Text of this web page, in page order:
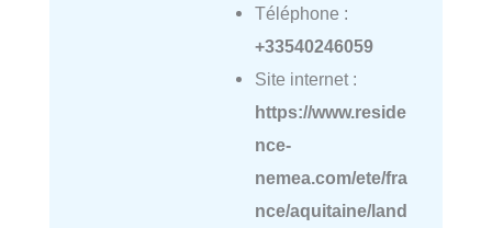
Téléphone :
+33540246059
Site internet :
https://www.reside
nce-
nemea.com/ete/fra
nce/aquitaine/land